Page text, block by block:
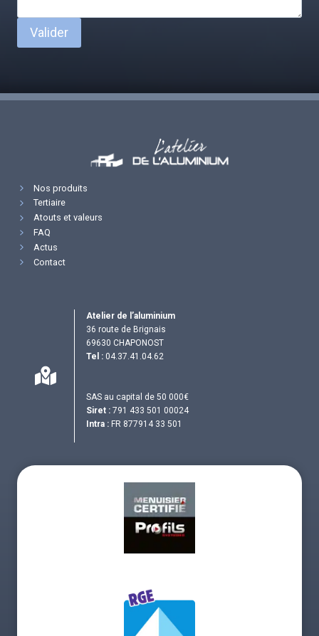
Valider
Nos produits
Tertiaire
Atouts et valeurs
FAQ
Actus
Contact
Atelier de l’aluminium
36 route de Brignais
69630 CHAPONOST
Tel : 04.37.41.04.62
SAS au capital de 50 000€
Siret : 791 433 501 00024
Intra : FR 877914 33 501